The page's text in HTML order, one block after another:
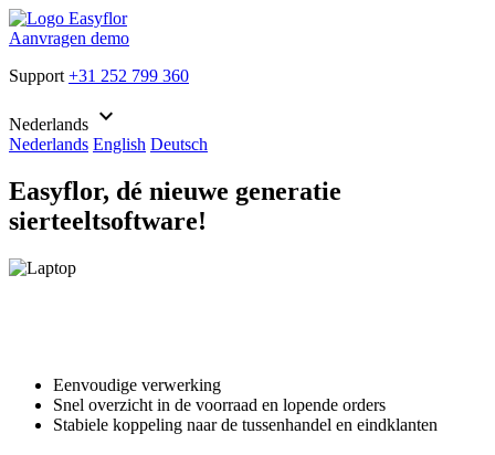
Aanvragen demo
Support +31 252 799 360
Nederlands keyboard_arrow_down
Nederlands English Deutsch
Easyflor, dé nieuwe generatie
sierteeltsoftware!
Eenvoudige verwerking
Snel overzicht in de voorraad en lopende orders
Stabiele koppeling naar de tussenhandel en eindklanten